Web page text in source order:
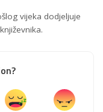
vijeka dodjeljuje